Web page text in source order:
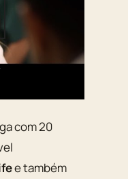
com 20
e também